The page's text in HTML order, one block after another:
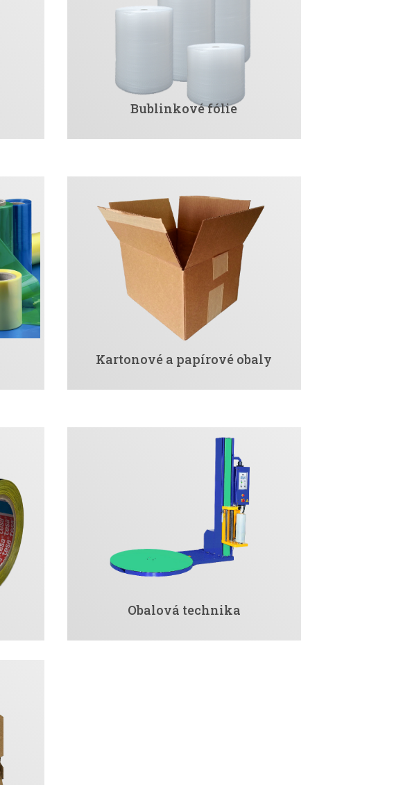
Bublinkové fólie
Kartonové a papírové obaly
Obalová technika